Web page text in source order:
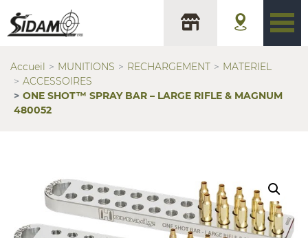
Accueil MUNITIONS RECHARGEMENT
MATERIEL
ACCESSOIRES
ONE SHOT™ SPRAY BAR – LARGE RIFLE & MAGNUM
480052